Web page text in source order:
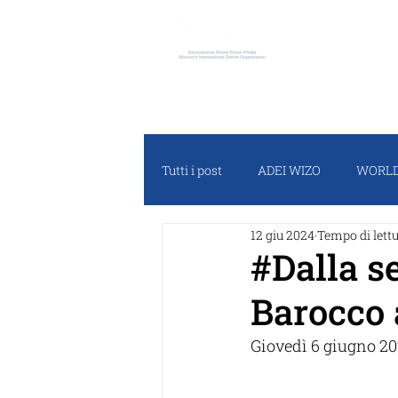
Tutti i post ADEI WIZO
RASSEGNA STAMPA
#Dalla
Barocco
12 giu 2024Tempo di
Giovedì 6 giugno